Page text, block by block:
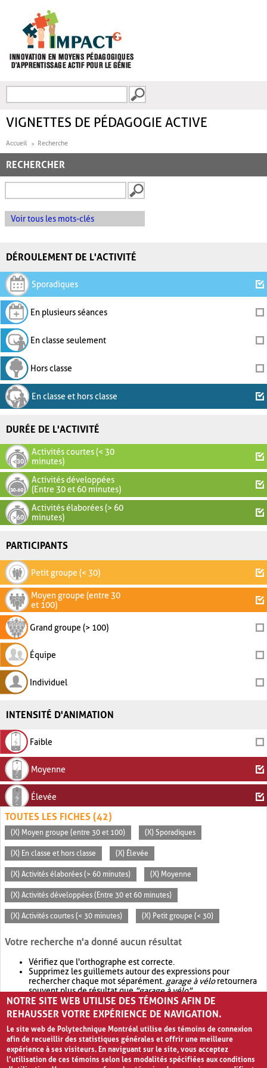
FORMULAIRE DE
VIGNETTES DE PÉDAGOGIE ACTIVE
Accueil Recherche
RECHERCHER
Voir tous les mots-clés
DÉROULEMENT DE L'ACTIVITÉ
Sporadiques
En plusieurs séances
En classe seulement
Hors classe
En classe et hors classe
DURÉE DE L'ACTIVITÉ
Activités courtes (< 30
minutes)
Activités développées
(Entre 30 et 60 minutes)
Activités élaborées (> 60
minutes)
PARTICIPANTS
Petit groupe (< 30)
Moyen groupe (entre 30
et 100)
Grand groupe (> 100)
Équipe
Individuel
INTENSITÉ D'ANIMATION
Faible
Moyenne
Élevée
TOUTES LES FICHES (42)
(X) Moyen groupe (entre 30 et 100) (X) Sporadiques
(X) En classe et hors classe (X) Élevée
(X) Activités élaborées (> 60 minutes) (X) Moyenne
(X) Activités développées (Entre 30 et 60 minutes)
(X) Activités courtes (< 30 minutes) (X) Petit groupe (< 30)
Votre recherche n'a donné aucun résultat
Vérifiez que l'orthographe est correcte.
Supprimez les guillemets autour des expressions pour
rechercher chaque mot séparément. garage à véloretournera
souvent plus de résultat que"garage à vélo".
Envisagez d'élargir votre recherche avec OR.garage OR vélo
retournera souvent plus de résultat quegarage à vélo
NOTRE SITE WEB UTILISE DES TÉMOINS AFIN DE
REHAUSSER VOTRE EXPÉRIENCE DE NAVIGATION.
Le site web de Polytechnique Montréal utilise des témoins de connexion
afin de recueillir des statistiques générales et offrir une meilleure
expérience à ses visiteurs. En naviguant sur le site, vous acceptez
l’utilisation de ces témoins selon les modalités spécifiées aux conditions